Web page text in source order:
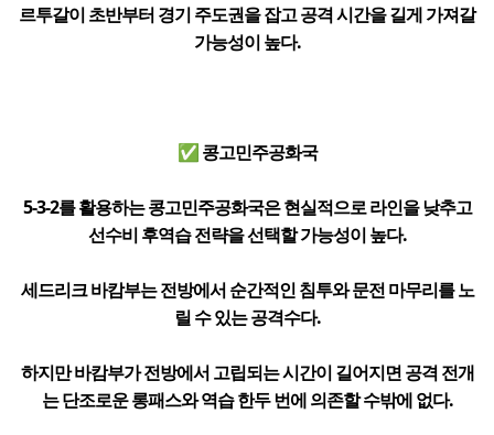
르투갈이 초반부터 경기 주도권을 잡고 공격 시간을 길게 가져갈
가능성이 높다.
✅ 콩고민주공화국
5-3-2를 활용하는 콩고민주공화국은 현실적으로 라인을 낮추고
선수비 후역습 전략을 선택할 가능성이 높다.
세드리크 바캄부는 전방에서 순간적인 침투와 문전 마무리를 노
릴 수 있는 공격수다.
하지만 바캄부가 전방에서 고립되는 시간이 길어지면 공격 전개
는 단조로운 롱패스와 역습 한두 번에 의존할 수밖에 없다.